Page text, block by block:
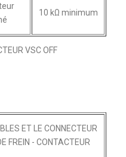
10 kΩ minimum
VSC OFF
ET LE CONNECTEUR
FREIN - CONTACTEUR